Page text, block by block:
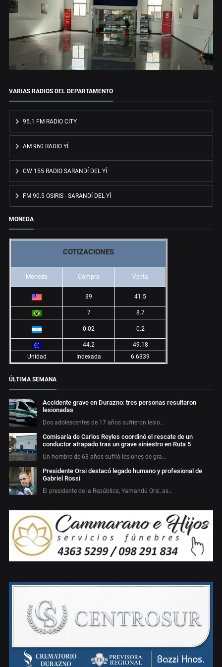
VARIAS RADIOS DEL DEPARTAMENTO
95.1 FM RADIO CITY
AM 960 RADIO YÍ
CW 155 RADIO SARANDÍ DEL YÍ
FM 90.5 OSIRIS - SARANDÍ DEL YÍ
MONEDA
COTIZACIONES
Moneda Compra Venta
39 41.5
7 8.7
0.02 0.2
44.2
49.18
Unidad
Indexada 6.6339
ÚLTIMA SEMANA
Accidente grave en Durazno: tres personas resultaron
lesionadas
Dos adolescentes de 17 años sufrieron lesio…
Comisaría de Carlos Reyles coordinó el rescate de un
conductor atrapado tras un grave siniestro en Ruta 5
Un hombre de 63 años sufrió lesiones de gra…
Presidente Orsi destacó legado humano y profesional de
Gabriel Rossi
El presidente de la República, Yamandú Orsi, as…